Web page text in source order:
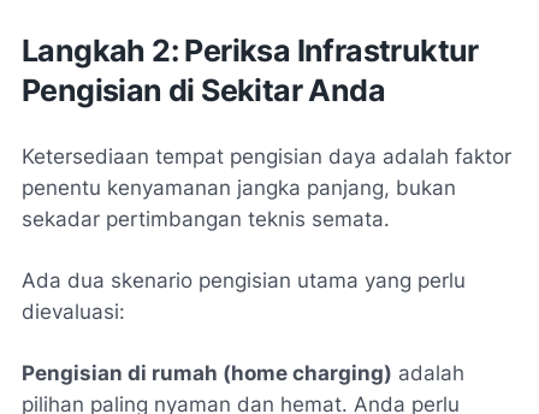
Langkah 2: Periksa Infrastruktur
Pengisian di Sekitar Anda
Ketersediaan tempat pengisian daya adalah faktor
penentu kenyamanan jangka panjang, bukan
sekadar pertimbangan teknis semata.
Ada dua skenario pengisian utama yang perlu
dievaluasi:
Pengisian di rumah (home charging) adalah
pilihan paling nyaman dan hemat. Anda perlu